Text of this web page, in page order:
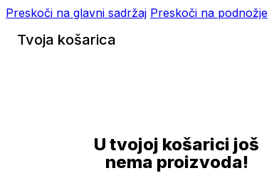
Preskoči na glavni sadržaj Preskoči na podnožje
Tvoja košarica
U tvojoj košarici još
nema proizvoda!